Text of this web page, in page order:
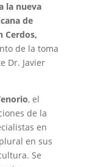
la nueva
de
Cerdos,
de la toma
Dr. Javier
, el
de la
en
en sus
Se